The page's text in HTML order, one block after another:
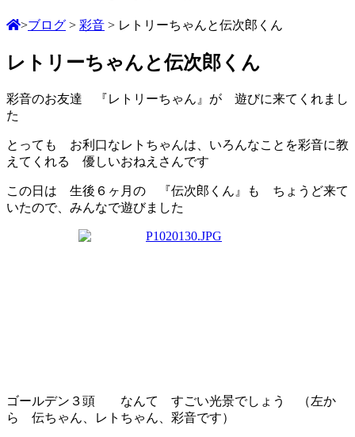
>ブログ > 彩音 > レトリーちゃんと伝次郎くん
レトリーちゃんと伝次郎くん
彩音のお友達 『レトリーちゃん 』が 遊びに来てくれまし
た
とっても お利口なレトちゃんは、いろんなことを彩音に教
えてくれる 優しいおねえさんです
この日は 生後６ヶ月の 『伝次郎くん』も ちょうど来て
いたので、みんなで遊びました
ゴールデン３頭 なんて すごい光景でしょう
（左か
ら 伝ちゃん、レトちゃん、彩音です）